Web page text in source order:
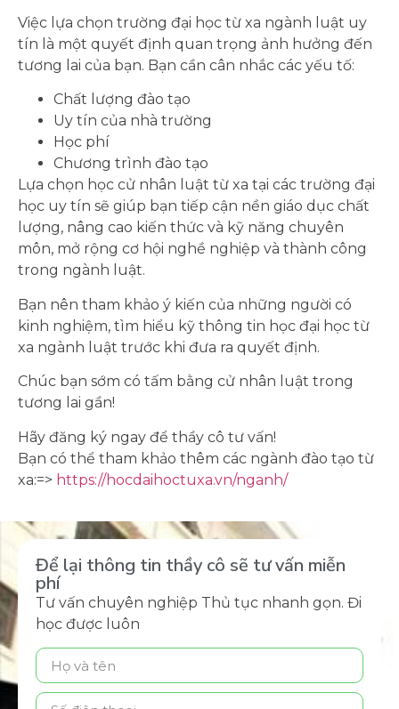
Việc lựa chọn trường đại học từ xa ngành luật uy
tín là một quyết định quan trọng ảnh hưởng đến
tương lai của bạn. Bạn cần cân nhắc các yếu tố:
Chất lượng đào tạo
Uy tín của nhà trường
Học phí
Chương trình đào tạo
Lựa chọn học cử nhân luật từ xa tại các trường đại
học uy tín sẽ giúp bạn tiếp cận nền giáo dục chất
lượng, nâng cao kiến thức và kỹ năng chuyên
môn, mở rộng cơ hội nghề nghiệp và thành công
trong ngành luật.
Bạn nên tham khảo ý kiến của những người có
kinh nghiệm, tìm hiểu kỹ thông tin học đại học từ
xa ngành luật trước khi đưa ra quyết định.
Chúc bạn sớm có tấm bằng cử nhân luật trong
tương lai gần!
Hãy đăng ký ngay để thầy cô tư vấn!
Bạn có thể tham khảo thêm các ngành đào tạo từ
xa:=> https://hocdaihoctuxa.vn/nganh/
Để lại thông tin thầy cô sẽ tư vấn miễn
phí
Tư vấn chuyên nghiệp Thủ tục nhanh gọn. Đi
học được luôn